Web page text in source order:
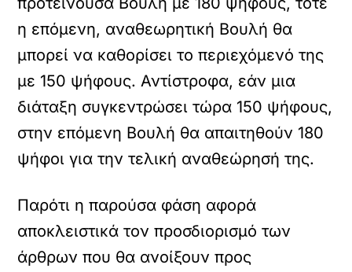
η επόμενη, αναθεωρητική Βουλή θα
μπορεί να καθορίσει το περιεχόμενό της
με 150 ψήφους. Αντίστροφα, εάν μια
διάταξη συγκεντρώσει τώρα 150 ψήφους,
στην επόμενη Βουλή θα απαιτηθούν 180
ψήφοι για την τελική αναθεώρησή της.
Παρότι η παρούσα φάση αφορά
αποκλειστικά τον προσδιορισμό των
άρθρων που θα ανοίξουν προς